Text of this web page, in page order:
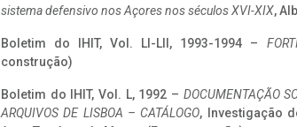
sistema defensivo nos Açores nos séculos XVI-XIX,
Boletim do IHIT, Vol. LI-LII, 1993-1994 –
construção)
Boletim do IHIT, Vol. L, 1992 – DOCUMENTAÇÃO
ARQUIVOS DE LISBOA – CATÁLOGO, Investigação